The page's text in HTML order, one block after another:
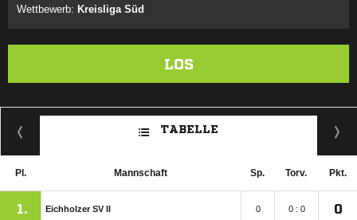
Wettbewerb: Kreisliga Süd
LOS
TABELLE
Pl. Mannschaft Sp. Torv. Pkt.
1. Eichholzer SV II 0 0 : 0 0